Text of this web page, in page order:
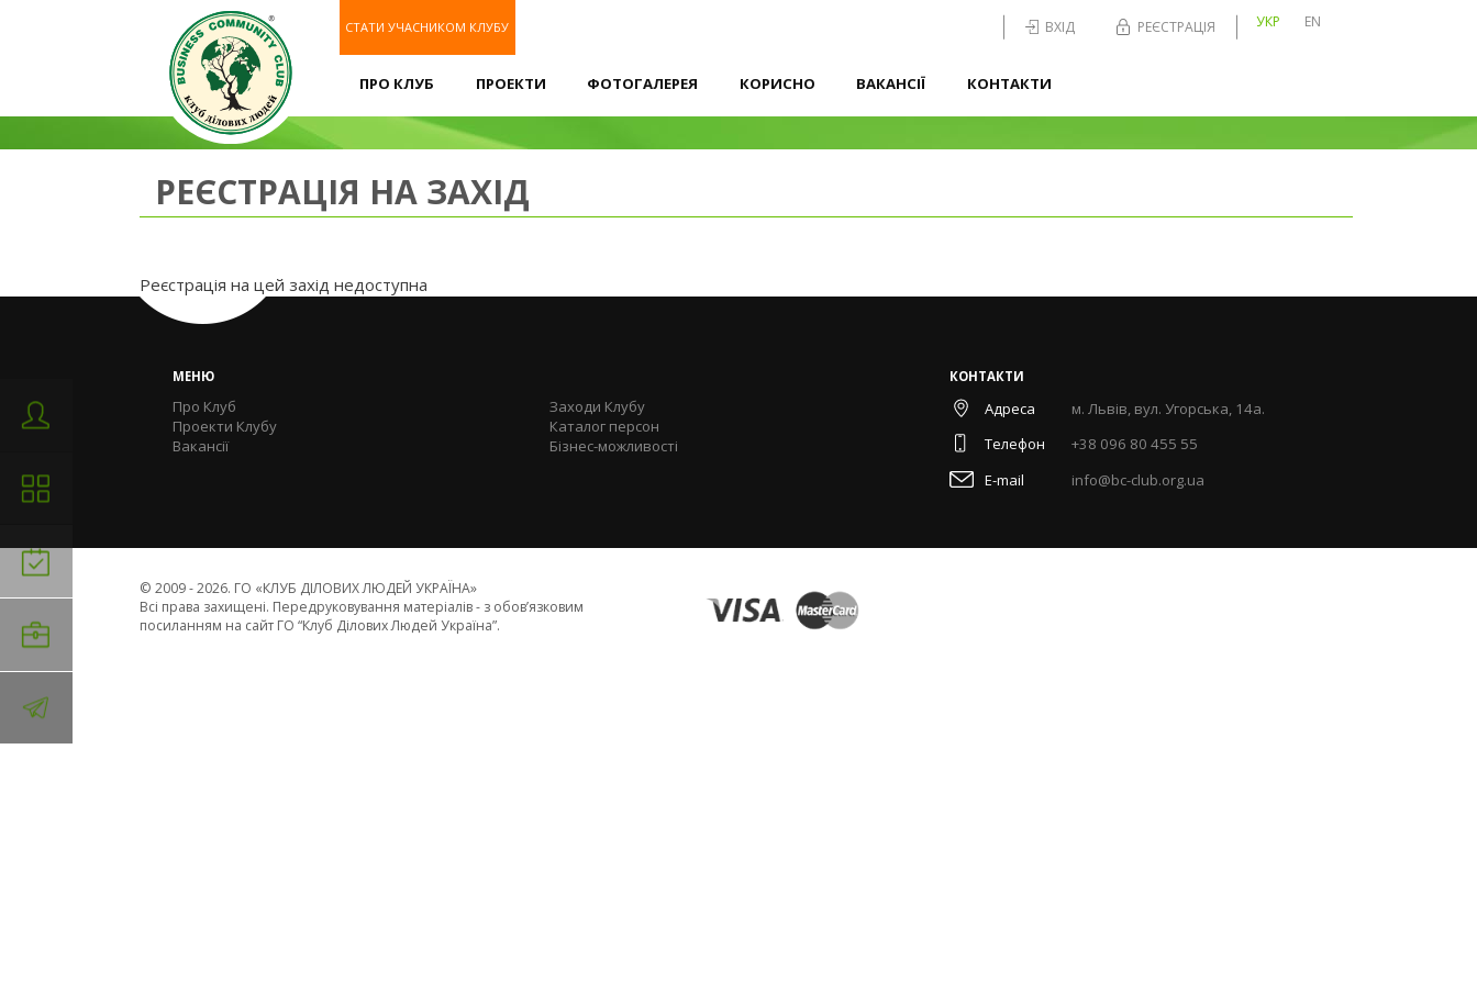
СТАТИ УЧАСНИКОМ КЛУБУ ВХІД РЕЄСТРАЦІЯ УКР EN
ПРО КЛУБ ПРОЕКТИ ФОТОГАЛЕРЕЯ КОРИСНО ВАКАНСІЇ КОНТАКТИ
РЕЄСТРАЦІЯ НА ЗАХІД
Реєстрація на цей захід недоступна
МЕНЮ
Про Клуб
Проекти Клубу
Вакансії
Заходи Клубу
Каталог персон
Бізнес-можливості
КОНТАКТИ
Адреса
м. Львів, вул. Угорська, 14а.
Телефон
+38 096 80 455 55
E-mail
info@bc-club.org.ua
© 2009 - 2026. ГО «КЛУБ ДІЛОВИХ ЛЮДЕЙ УКРАЇНА»
Всi права захищенi. Передруковування матеріалів - з обов’язковим
посиланням на сайт ГО “Клуб Ділових Людей Україна”.